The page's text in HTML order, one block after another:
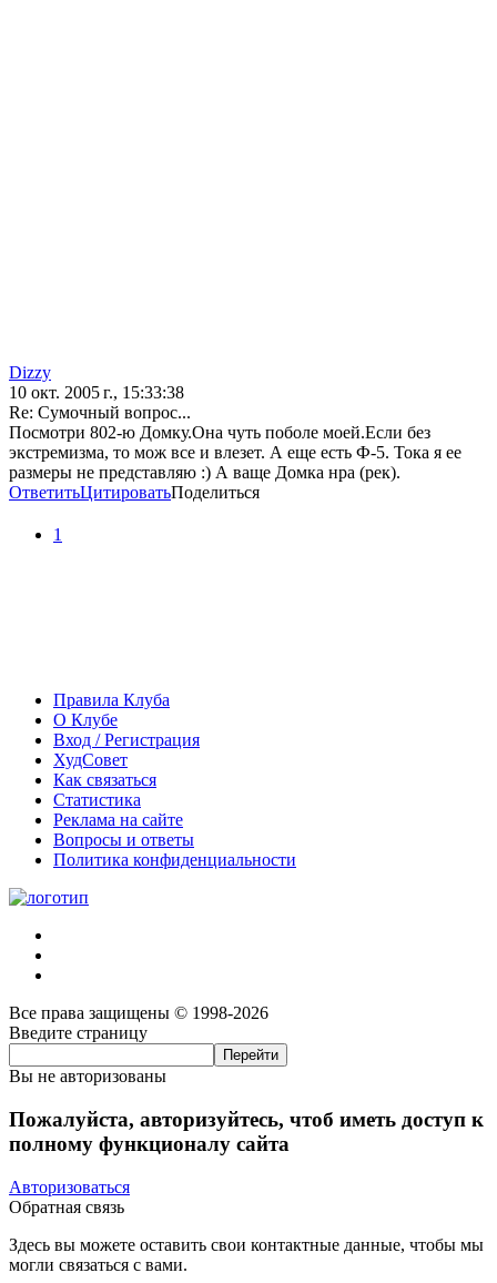
Dizzy
10 окт. 2005 г., 15:33:38
Re: Сумочный вопрос...
Посмотри 802-ю Домку.Она чуть поболе моей.Если без
экстремизма, то мож все и влезет. А еще есть Ф-5. Тока я ее
размеры не представляю :) А ваще Домка нра (рек).
ОтветитьЦитироватьПоделиться
1
Правила Клуба
О Клубе
Вход / Регистрация
ХудСовет
Как связаться
Статистика
Реклама на сайте
Вопросы и ответы
Политика конфиденциальности
Все права защищены © 1998-2026
Введите страницу
Вы не авторизованы
Пожалуйста, авторизуйтесь, чтоб иметь доступ к
полному функционалу сайта
Авторизоваться
Обратная связь
Здесь вы можете оставить свои контактные данные, чтобы мы
могли связаться с вами.